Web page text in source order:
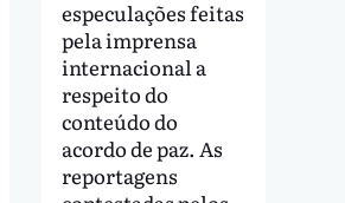
especulações feitas
pela imprensa
internacional a
respeito do
conteúdo do
acordo de paz. As
reportagens